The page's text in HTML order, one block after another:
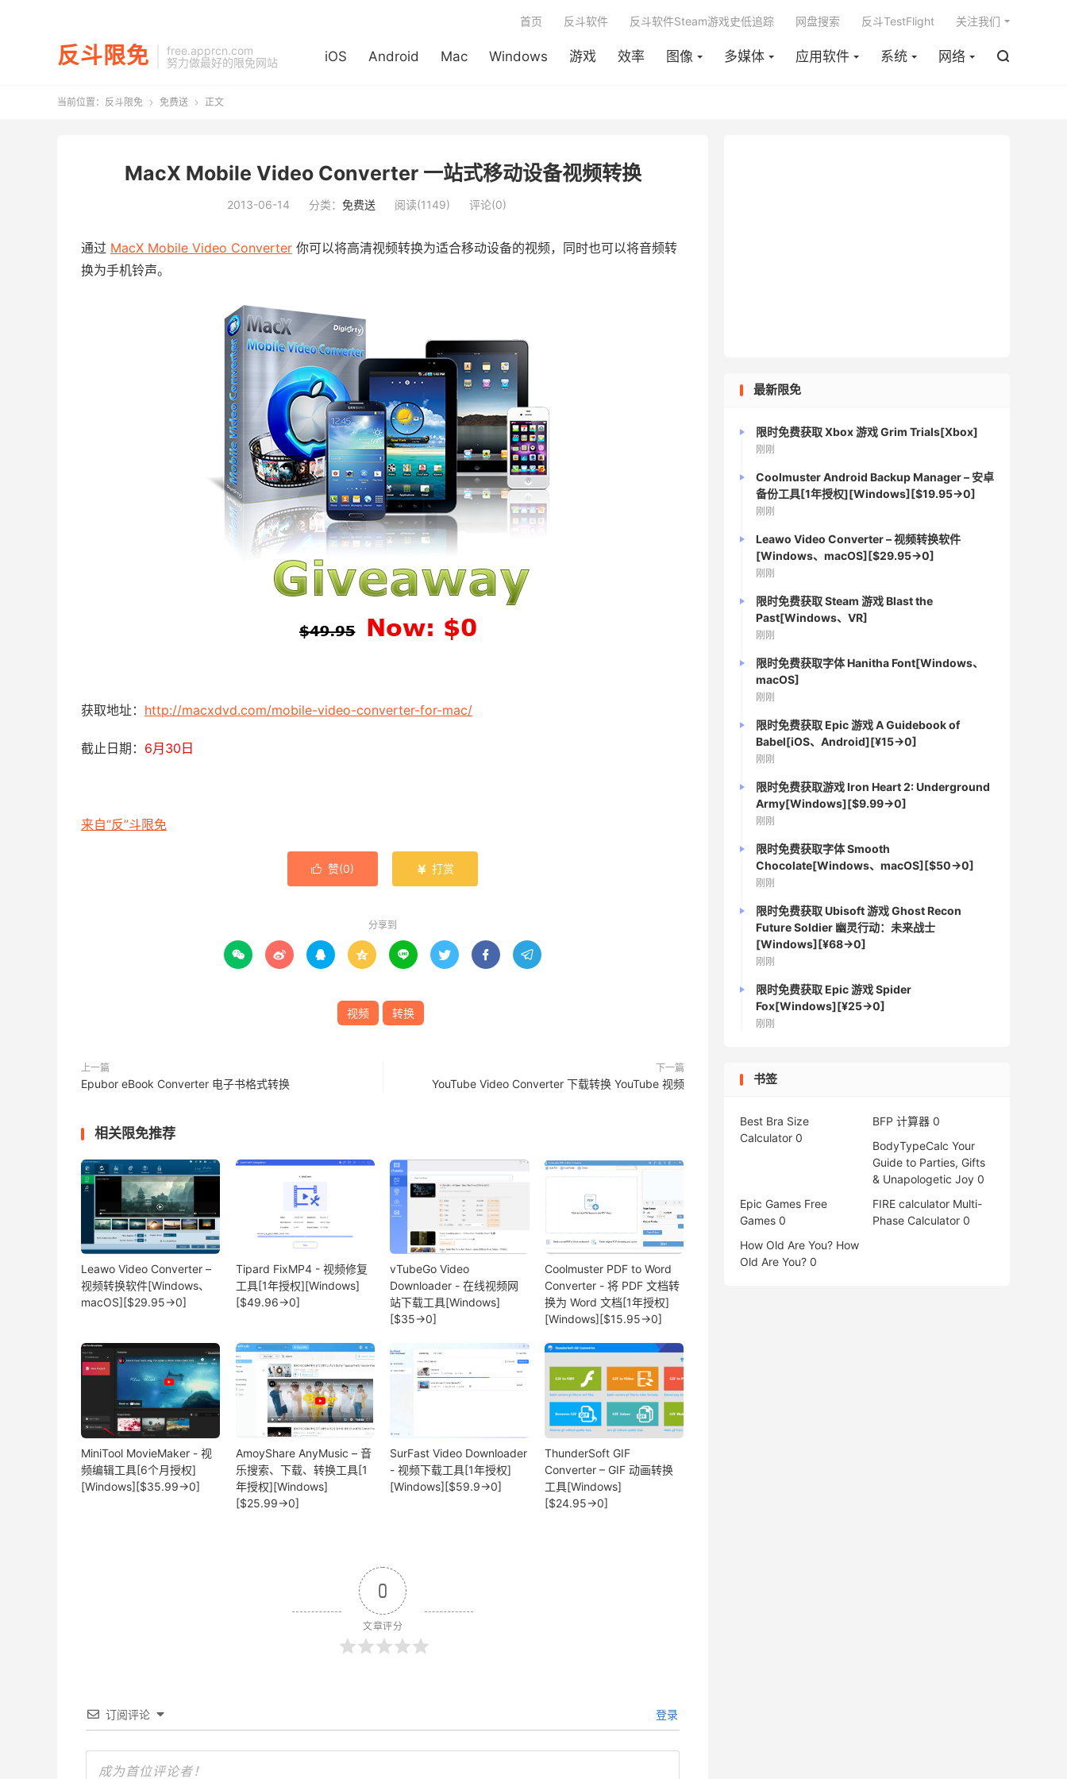
反斗限免
free.apprcn.com
努力做最好的限免网站
iOS Android Mac Windows 游戏 效率 图像 多媒体 应用软件 系统 网络 
首页 反斗软件 反斗软件Steam游戏史低追踪 网盘搜索 反斗TestFlight 关注我们
当前位置： 反斗限免  免费送  正文
MacX Mobile Video Converter 一站式移动设备视频转换
2013-06-14 分类： 免费送 阅读(1149) 评论(0)
通过 MacX Mobile Video Converter 你可以将高清视频转换为适合移动设备的视频，同时也可以将音频转
换为手机铃声。
获取地址： http://macxdvd.com/mobile-video-converter-for-mac/
截止日期： 6月30日
来自“反”斗限免
 赞(0)  打赏
分享到
       
视频 转换
上一篇
Epubor eBook Converter 电子书格式转换
下一篇
YouTube Video Converter 下载转换 YouTube 视频
相关限免推荐
Leawo Video Converter –
视频转换软件[Windows、
macOS][$29.95→0]
Tipard FixMP4 - 视频修复
工具[1年授权][Windows]
[$49.96→0]
vTubeGo Video
Downloader - 在线视频网
站下载工具[Windows]
[$35→0]
Coolmuster PDF to Word
Converter - 将 PDF 文档转
换为 Word 文档[1年授权]
[Windows][$15.95→0]
MiniTool MovieMaker - 视
频编辑工具[6个月授权]
[Windows][$35.99→0]
AmoyShare AnyMusic – 音
乐搜索、下载、转换工具[1
年授权][Windows]
[$25.99→0]
SurFast Video Downloader
- 视频下载工具[1年授权]
[Windows][$59.9→0]
ThunderSoft GIF
Converter – GIF 动画转换
工具[Windows]
[$24.95→0]
0
文章评分
订阅评论 登录
最新限免
限时免费获取 Xbox 游戏 Grim Trials[Xbox]
刚刚
Coolmuster Android Backup Manager – 安卓
备份工具[1年授权][Windows][$19.95→0]
刚刚
Leawo Video Converter – 视频转换软件
[Windows、macOS][$29.95→0]
刚刚
限时免费获取 Steam 游戏 Blast the
Past[Windows、VR]
刚刚
限时免费获取字体 Hanitha Font[Windows、
macOS]
刚刚
限时免费获取 Epic 游戏 A Guidebook of
Babel[iOS、Android][¥15→0]
刚刚
限时免费获取游戏 Iron Heart 2: Underground
Army[Windows][$9.99→0]
刚刚
限时免费获取字体 Smooth
Chocolate[Windows、macOS][$50→0]
刚刚
限时免费获取 Ubisoft 游戏 Ghost Recon
Future Soldier 幽灵行动：未来战士
[Windows][¥68→0]
刚刚
限时免费获取 Epic 游戏 Spider
Fox[Windows][¥25→0]
刚刚
书签
Best Bra Size
Calculator 0
BFP 计算器 0
BodyTypeCalc Your
Guide to Parties, Gifts
& Unapologetic Joy 0
Epic Games Free
Games 0
FIRE calculator Multi-
Phase Calculator 0
How Old Are You? How
Old Are You? 0